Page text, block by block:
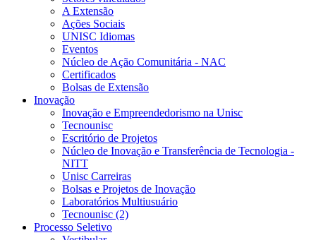
A Extensão
Ações Sociais
UNISC Idiomas
Eventos
Núcleo de Ação Comunitária - NAC
Certificados
Bolsas de Extensão
Inovação
Inovação e Empreendedorismo na Unisc
Tecnounisc
Escritório de Projetos
Núcleo de Inovação e Transferência de Tecnologia -
NITT
Unisc Carreiras
Bolsas e Projetos de Inovação
Laboratórios Multiusuário
Tecnounisc (2)
Processo Seletivo